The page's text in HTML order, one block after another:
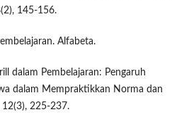
145-156.
Alfabeta.
dalam Pembelajaran: Pengaruh
dalam Mempraktikkan Norma dan
225-237.